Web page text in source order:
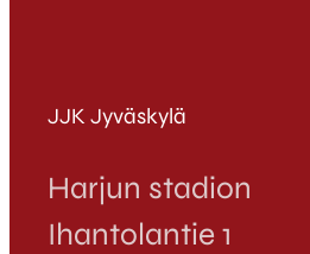
JJK Jyväskylä
Harjun stadion
Ihantolantie 1